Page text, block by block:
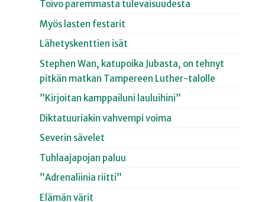
Toivo paremmasta tulevaisuudesta
Myös lasten festarit
Lähetyskenttien isät
Stephen Wan, katupoika Jubasta, on tehnyt
pitkän matkan Tampereen Luther-talolle
”Kirjoitan kamppailuni lauluihini”
Diktatuuriakin vahvempi voima
Severin sävelet
Tuhlaajapojan paluu
”Adrenaliinia riitti”
Elämän värit